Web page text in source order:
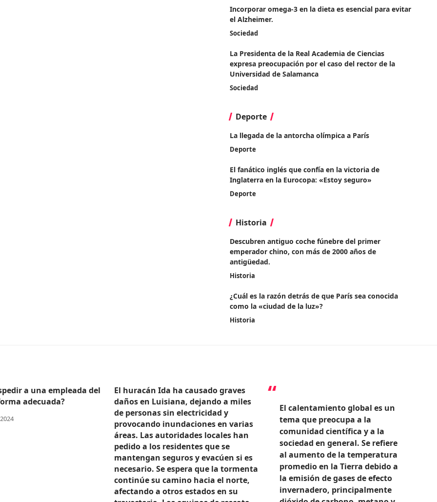
Incorporar omega-3 en la dieta es esencial para evitar
el Alzheimer.
Sociedad
La Presidenta de la Real Academia de Ciencias
expresa preocupación por el caso del rector de la
Universidad de Salamanca
Sociedad
Deporte
La llegada de la antorcha olímpica a París
Deporte
El fanático inglés que confía en la victoria de
Inglaterra en la Eurocopa: «Estoy seguro»
Deporte
Historia
Descubren antiguo coche fúnebre del primer
emperador chino, con más de 2000 años de
antigüedad.
Historia
¿Cuál es la razón detrás de que París sea conocida
como la «ciudad de la luz»?
Historia
a una empleada del
adecuada?
El huracán Ida ha causado graves
daños en Luisiana, dejando a miles
de personas sin electricidad y
provocando inundaciones en varias
áreas. Las autoridades locales han
pedido a los residentes que se
mantengan seguros y evacúen si es
necesario. Se espera que la tormenta
continúe su camino hacia el norte,
afectando a otros estados en su
El calentamiento global es un
tema que preocupa a la
comunidad científica y a la
sociedad en general. Se refiere
al aumento de la temperatura
promedio en la Tierra debido a
la emisión de gases de efecto
invernadero, principalmente